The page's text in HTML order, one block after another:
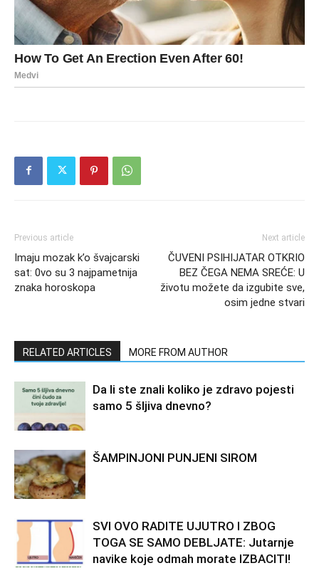
Previous article
Imaju mozak k’o švajcarski
sat: 0vo su 3 najpametnija
znaka horoskopa
Next article
ČUVENI PSIHIJATAR OTKRIO
BEZ ČEGA NEMA SREĆE: U
životu možete da izgubite sve,
osim jedne stvari
RELATED ARTICLES MORE FROM AUTHOR
Da li ste znali koliko je zdravo pojesti
samo 5 šljiva dnevno?
ŠAMPINJONI PUNJENI SIROM
SVI OVO RADITE UJUTRO I ZBOG
TOGA SE SAMO DEBLJATE: Jutarnje
navike koje odmah morate IZBACITI!